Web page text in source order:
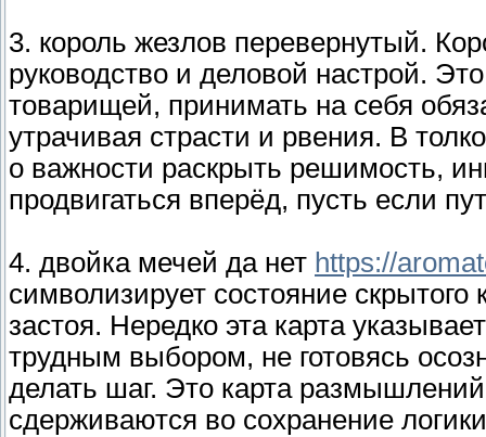
3. король жезлов перевернутый.
руководство и деловой настрой.
товарищей, принимать на себя
утрачивая страсти и рвения. В
о важности раскрыть решимость,
продвигаться вперёд, пусть если
4. двойка мечей да нет https://
символизирует состояние
застоя. Нередко эта карта
трудным выбором, не готовясь
делать шаг. Это карта
сдерживаются во сохранение